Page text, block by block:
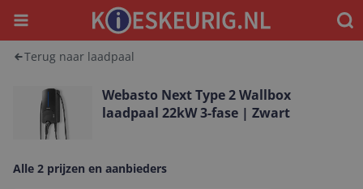
Menu
Terug naar laadpaal
Webasto Next Type 2 Wallbox
laadpaal 22kW 3-fase | Zwart
Alle 2 prijzen en aanbieders